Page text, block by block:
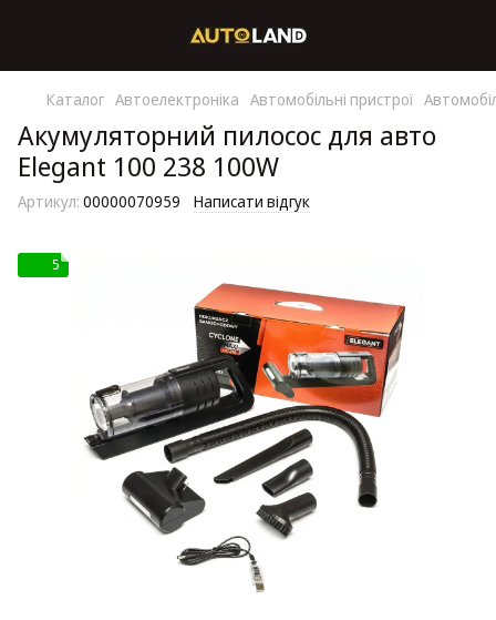
Каталог Автоелектроніка Автомобільні пристрої
Акумуляторний пилосос для авто
Elegant 100 238 100W
Артикул: 00000070959 Написати відгук
5